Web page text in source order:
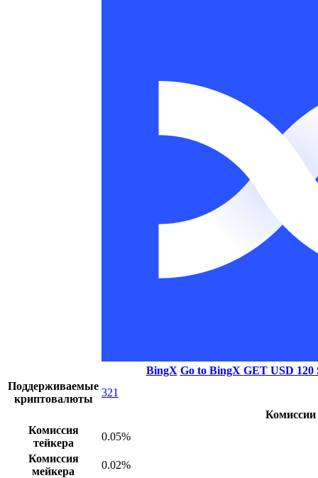
BingX Go to BingX GET USD
Поддерживаемые
криптовалюты
321
Комиссия
тейкера
0.05%
Комиссия
мейкера
0.02%